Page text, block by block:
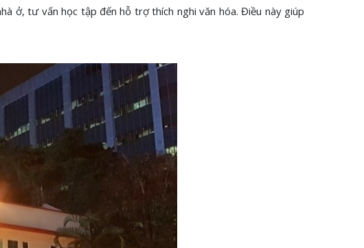
ở, tư vấn học tập đến hỗ trợ thích nghi văn hóa. Điều này giúp